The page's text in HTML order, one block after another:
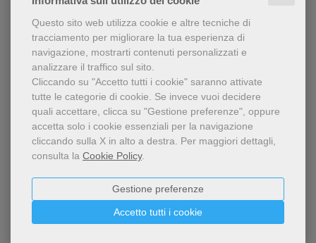
Questo sito web utilizza cookie e altre tecniche di
tracciamento per migliorare la tua esperienza di
navigazione, mostrarti contenuti personalizzati e
analizzare il traffico sul sito.
Cliccando su "Accetto tutti i cookie" saranno attivate
tutte le categorie di cookie. Se invece vuoi decidere
quali accettare, clicca su "Gestione preferenze", oppure
accetta solo i cookie essenziali per la navigazione
cliccando sulla X in alto a destra. Per maggiori dettagli,
consulta la Cookie Policy.
Accetto tutti i cookie
Gestione preferenze
Come il “com-passo”
permette di tracciare un
Con-passo sicuro
,